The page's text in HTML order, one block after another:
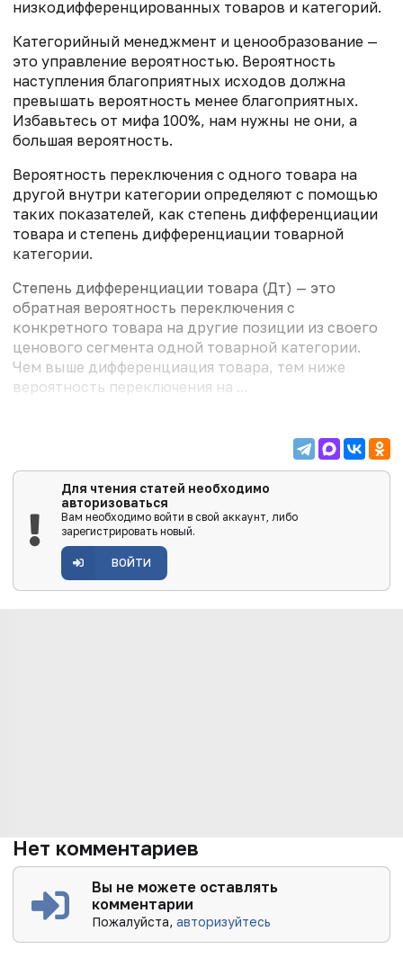
низкодифференцированных товаров и категорий.
Категорийный менеджмент и ценообразование —
это управление вероятностью. Вероятность
наступления благоприятных исходов должна
превышать вероятность менее благоприятных.
Избавьтесь от мифа 100%, нам нужны не они, а
большая вероятность.
Вероятность переключения с одного товара на
другой внутри категории определяют с помощью
таких показателей, как степень дифференциации
товара и степень дифференциации товарной
категории.
Степень дифференциации товара (Дт) — это
обратная вероятность переключения с
конкретного товара на другие позиции из своего
ценового сегмента одной товарной категории.
Чем выше дифференциация товара, тем ниже
вероятность переключения на ...
Для чтения статей необходимо
авторизоваться
Вам необходимо войти в свой аккаунт, либо
зарегистрировать новый.
ВОЙТИ
Нет комментариев
Вы не можете оставлять
комментарии
Пожалуйста,авторизуйтесь